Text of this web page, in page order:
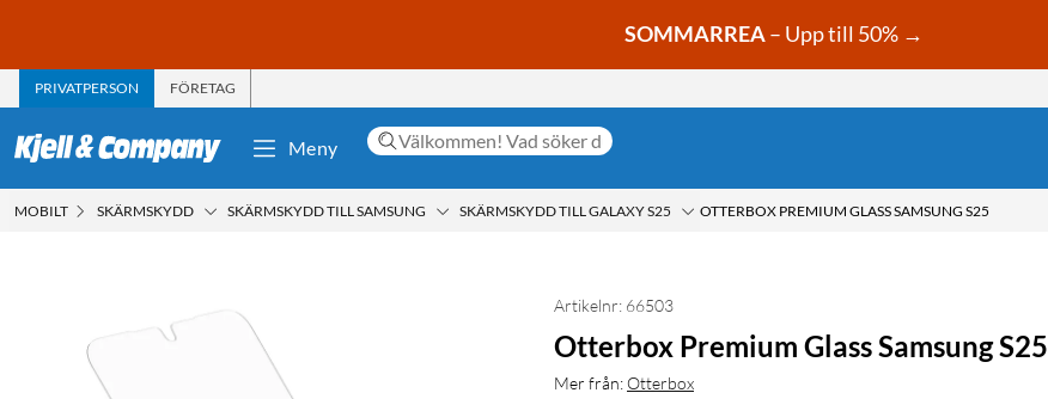
SOMMARREA– Upp till 50% →
PRIVATPERSON FÖRETAG
Meny
MOBILT SKÄRMSKYDD SKÄRMSKYDD TILL SAMSUNG SKÄRMSKYDD TILL GALAXY S25 OTTERBOX PREMIUM GLASS SAMSUNG S25
Artikelnr: 66503
Otterbox Premium Glass Samsung S25
Mer från:Otterbox